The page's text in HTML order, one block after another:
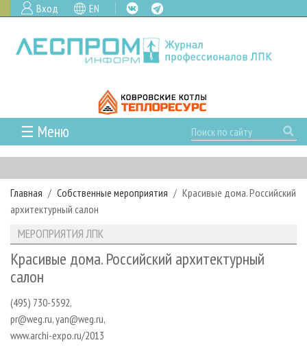
Вход EN
☰ Меню
ГЛАВНАЯ
РУБРИКИ И ТЕМЫ
РУБРИКИ ЖУРНАЛА
ЛЕСОЗАГОТОВКА
ЛЕСОПИЛЕНИЕ
СУШКА ДРЕВЕСИНЫ
ПРОИЗВОДСТВО ДРЕВЕСНЫХ ПЛИТ
НОВОСТИ
НОВОСТИ ЛПК
НОВОСТИ ЖУРНАЛА
ПРОЕКТЫ ЛПИ
АНАЛИТИКА
ПРЕДПРИЯТИЯ ЛПК
ПЕРСОНЫ
МОБИЛЬНЫЕ ВЫСТАВКИ
АРХИВ ЖУРНАЛОВ
О ЖУРНАЛЕ
ПОДПИСКА
КОНТАКТЫ
РЕКЛАМОДАТЕЛЯМ
РЕКЛАМА
РЕКЛАМА НА САЙТЕ
Главная Собственные мероприятия
Красивые дома. Российский
архитектурный салон
МЕРОПРИЯТИЯ ЛПК
Красивые дома. Российский архитектурный
салон
(495) 730-5592,
pr@weg.ru, yan@weg.ru,
www.archi-expo.ru/2013